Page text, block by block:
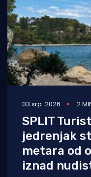
03 srp. 2026 2
SPLIT
jedrenjak
metara od
iznad